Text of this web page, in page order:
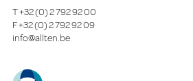
T+32 (0) 2 792 92 00
F+32 (0) 2 792 92 09
info@allten.be